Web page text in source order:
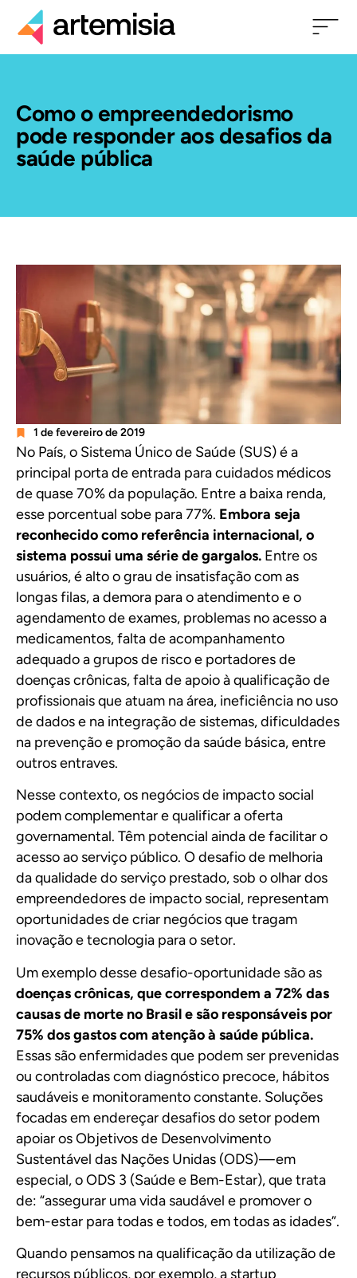
Como o empreendedorismo
pode responder aos desafios da
saúde pública
1 de fevereiro de 2019
No País, o Sistema Único de Saúde (SUS) é a
principal porta de entrada para cuidados médicos
de quase 70% da população. Entre a baixa renda,
esse porcentual sobe para 77%. Embora seja
reconhecido como referência internacional, o
sistema possui uma série de gargalos. Entre os
usuários, é alto o grau de insatisfação com as
longas filas, a demora para o atendimento e o
agendamento de exames, problemas no acesso a
medicamentos, falta de acompanhamento
adequado a grupos de risco e portadores de
doenças crônicas, falta de apoio à qualificação de
profissionais que atuam na área, ineficiência no uso
de dados e na integração de sistemas, dificuldades
na prevenção e promoção da saúde básica, entre
outros entraves.
Nesse contexto, os negócios de impacto social
podem complementar e qualificar a oferta
governamental. Têm potencial ainda de facilitar o
acesso ao serviço público. O desafio de melhoria
da qualidade do serviço prestado, sob o olhar dos
empreendedores de impacto social, representam
oportunidades de criar negócios que tragam
inovação e tecnologia para o setor.
Um exemplo desse desafio-oportunidade são as
doenças crônicas, que correspondem a 72% das
causas de morte no Brasil e são responsáveis por
75% dos gastos com atenção à saúde pública.
Essas são enfermidades que podem ser prevenidas
ou controladas com diagnóstico precoce, hábitos
saudáveis e monitoramento constante. Soluções
focadas em endereçar desafios do setor podem
apoiar os Objetivos de Desenvolvimento
Sustentável das Nações Unidas (ODS) — em
especial, o ODS 3 (Saúde e Bem-Estar), que trata
de: “assegurar uma vida saudável e promover o
bem-estar para todas e todos, em todas as idades”.
Quando pensamos na qualificação da utilização de
recursos públicos, por exemplo, a startup